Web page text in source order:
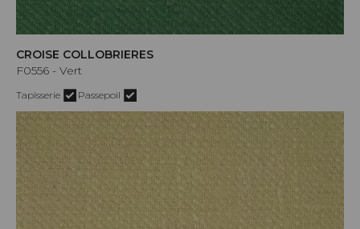
CROISE COLLOBRIERES
F0556 - Vert
Tapisserie Passepoil